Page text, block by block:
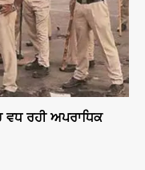
ਵਧ ਰਹੀ ਅਪਰਾਧਿਕ